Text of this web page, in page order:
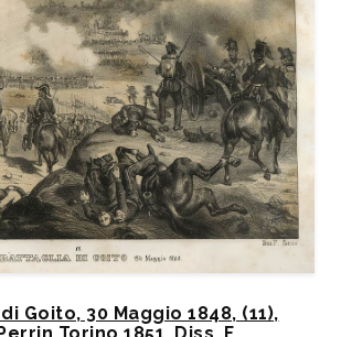
Goito, 30 Maggio 1848, (11),
Torino 1851, Diss. F.